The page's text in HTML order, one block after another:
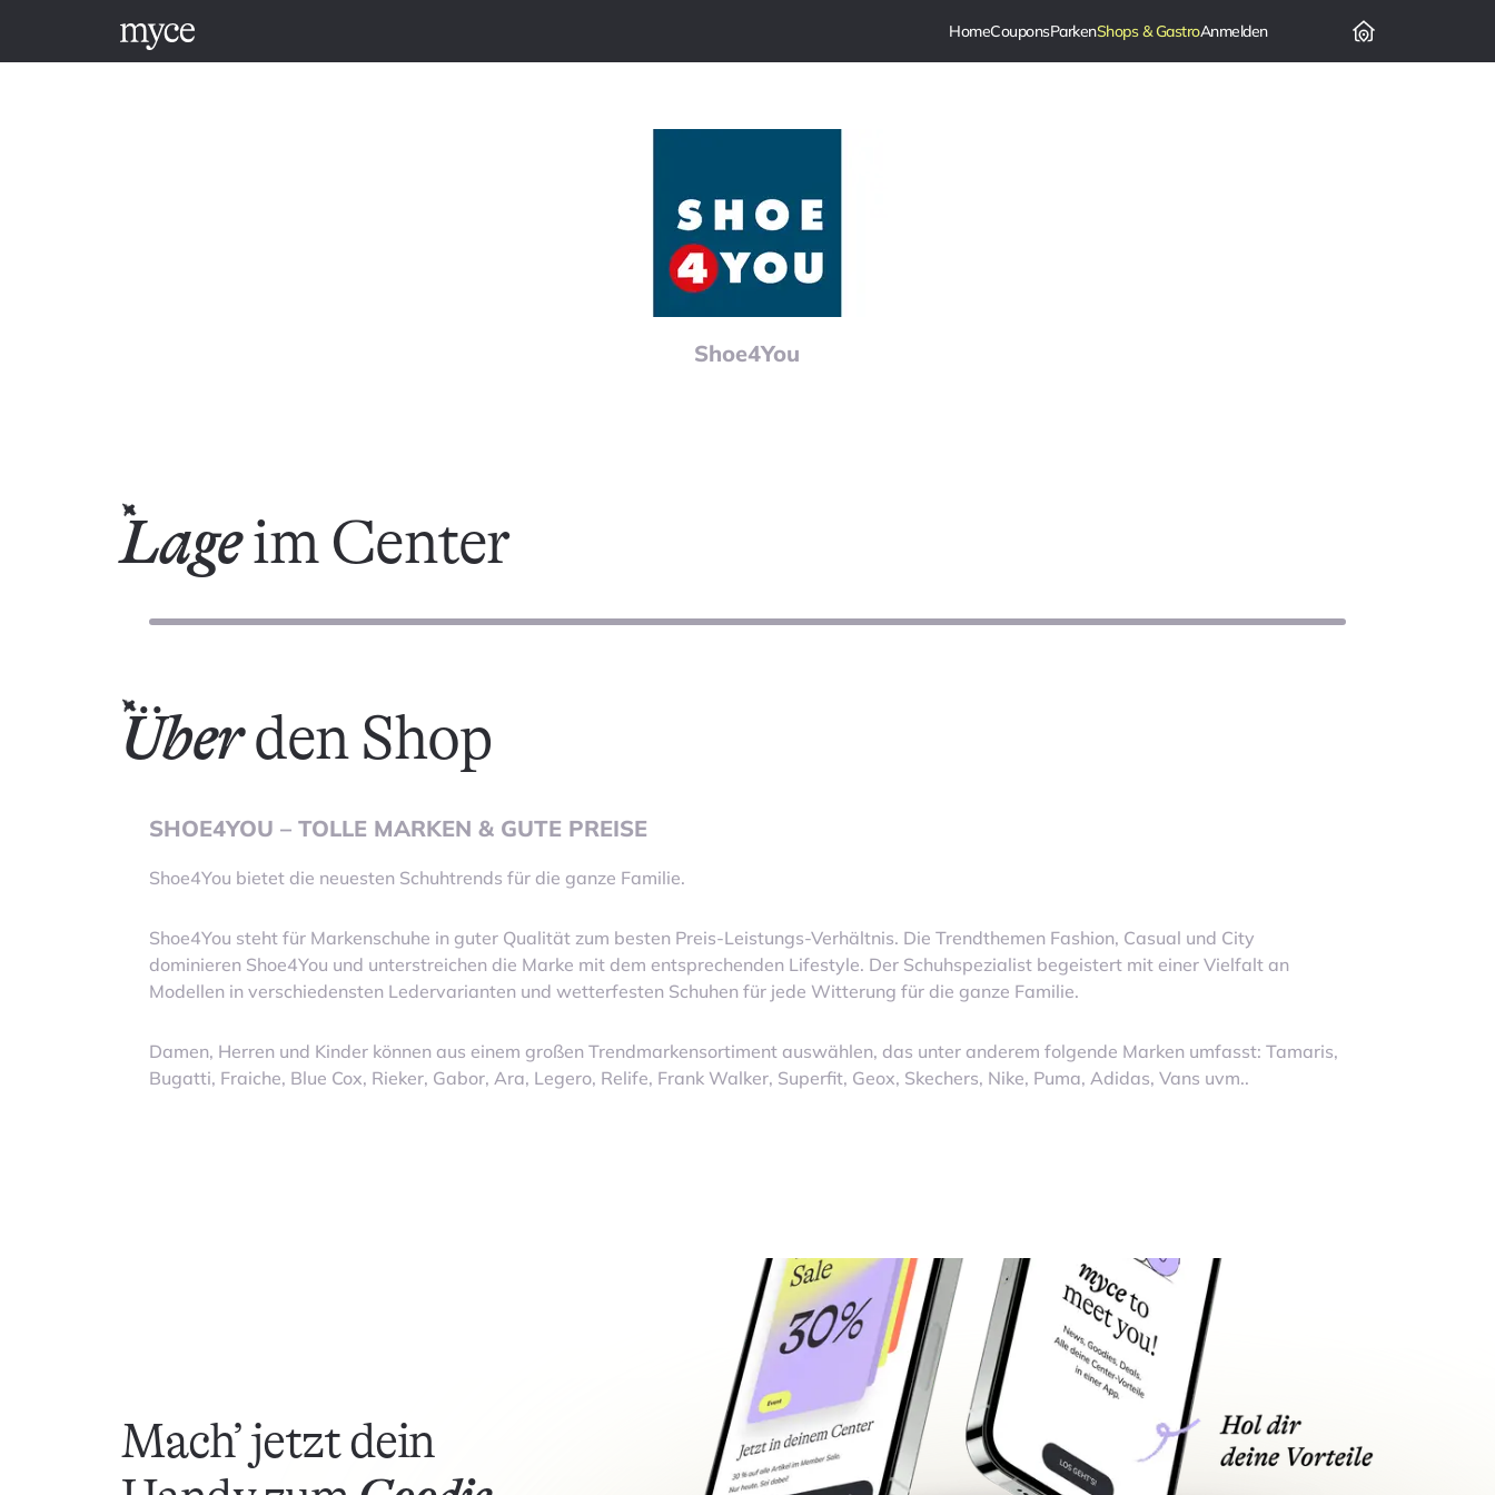
Shoe4You
Lageim Center
Überden Shop
SHOE4YOU – TOLLE MARKEN & GUTE PREISE
Shoe4You bietet die neuesten Schuhtrends für die ganze Familie.
Shoe4You steht für Markenschuhe in guter Qualität zum besten Preis-Leistungs-Verhältnis. Die Trendthemen Fashion, Casual und City
dominieren Shoe4You und unterstreichen die Marke mit dem entsprechenden Lifestyle. Der Schuhspezialist begeistert mit einer Vielfalt an
Modellen in verschiedensten Ledervarianten und wetterfesten Schuhen für jede Witterung für die ganze Familie.
Damen, Herren und Kinder können aus einem großen Trendmarkensortiment auswählen, das unter anderem folgende Marken umfasst: Tamaris,
Bugatti, Fraiche, Blue Cox, Rieker, Gabor, Ara, Legero, Relife, Frank Walker, Superfit, Geox, Skechers, Nike, Puma, Adidas, Vans uvm..
Mach’ jetzt dein